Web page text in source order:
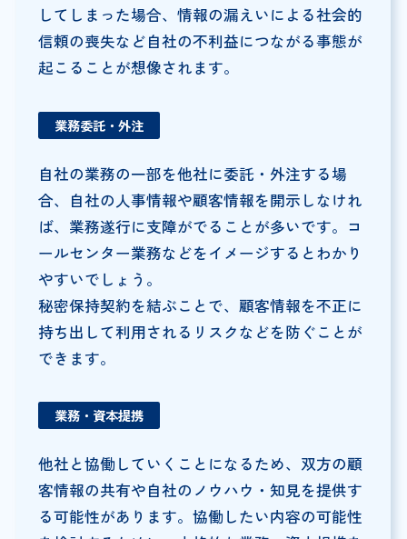
してしまった場合、情報の漏えいによる社会的
信頼の喪失など自社の不利益につながる事態が
起こることが想像されます。
業務委託・外注
自社の業務の一部を他社に委託・外注する場
合、自社の人事情報や顧客情報を開示しなけれ
ば、業務遂行に支障がでることが多いです。コ
ールセンター業務などをイメージするとわかり
やすいでしょう。
秘密保持契約を結ぶことで、顧客情報を不正に
持ち出して利用されるリスクなどを防ぐことが
できます。
業務・資本提携
他社と協働していくことになるため、双方の顧
客情報の共有や自社のノウハウ・知見を提供す
る可能性があります。協働したい内容の可能性